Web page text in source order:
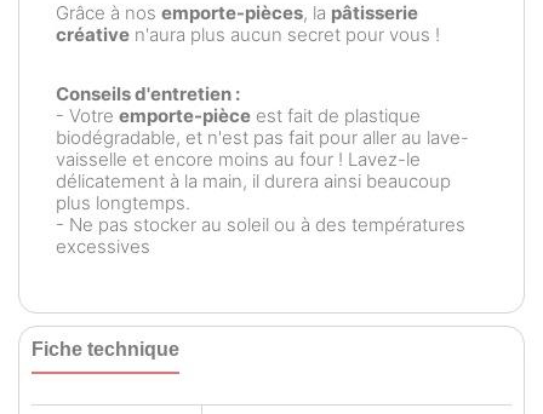
Grâce à nos emporte-pièces, la pâtisserie
créative n'aura plus aucun secret pour vous !
Conseils d'entretien :
- Votre emporte-pièce est fait de plastique
biodégradable, et n'est pas fait pour aller au lave-
vaisselle et encore moins au four ! Lavez-le
délicatement à la main, il durera ainsi beaucoup
plus longtemps.
- Ne pas stocker au soleil ou à des températures
excessives
Fiche technique